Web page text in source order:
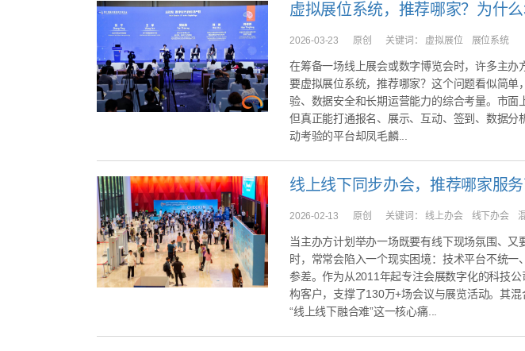
2026-03-23 原创 关键词： 虚拟展位 展位系统
在筹备一场线上展会或数字博览会时，许多主办
要虚拟展位系统，推荐哪家？这个问题看似简单
验、数据安全和长期运营能力的综合考量。市面
但真正能打通报名、展示、互动、签到、数据分
动考验的平台却凤毛麟...
2026-02-13 原创 关键词：线上办会 线下办会
当主办方计划举办一场既要有线下现场氛围、又
时，常常会陷入一个现实困境：技术平台不统一
参差。作为从2011年起专注会展数字化的科技
构客户，支撑了130万+场会议与展览活动。其
“线上线下融合难”这一核心痛...